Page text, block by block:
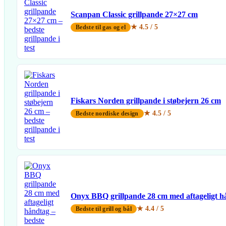
Scanpan Classic grillpande 27×27 cm
Bedste til gas og el ★ 4.5 / 5
Fiskars Norden grillpande i støbejern 26 cm
Bedste nordiske design ★ 4.5 / 5
Onyx BBQ grillpande 28 cm med aftageligt
Bedste til grill og bål ★ 4.4 / 5